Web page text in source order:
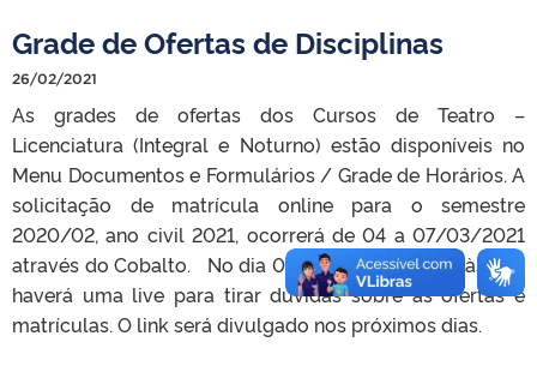
TELEFONES
Grade de Ofertas de Disciplinas
26/02/2021
As grades de ofertas dos Cursos de Teatro –
Licenciatura (Integral e Noturno) estão disponíveis no
Menu Documentos e Formulários / Grade de Horários. A
solicitação de matrícula online para o semestre
2020/02, ano civil 2021, ocorrerá de 04 a 07/03/2021
através do Cobalto. No dia 03/03 (quarta-feira), às 19h,
haverá uma live para tirar dúvidas sobre as ofertas e
matrículas. O link será divulgado nos próximos dias.